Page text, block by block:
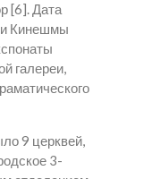
[6]. Дата
Кинешмы
галереи,
9 церквей,
3-